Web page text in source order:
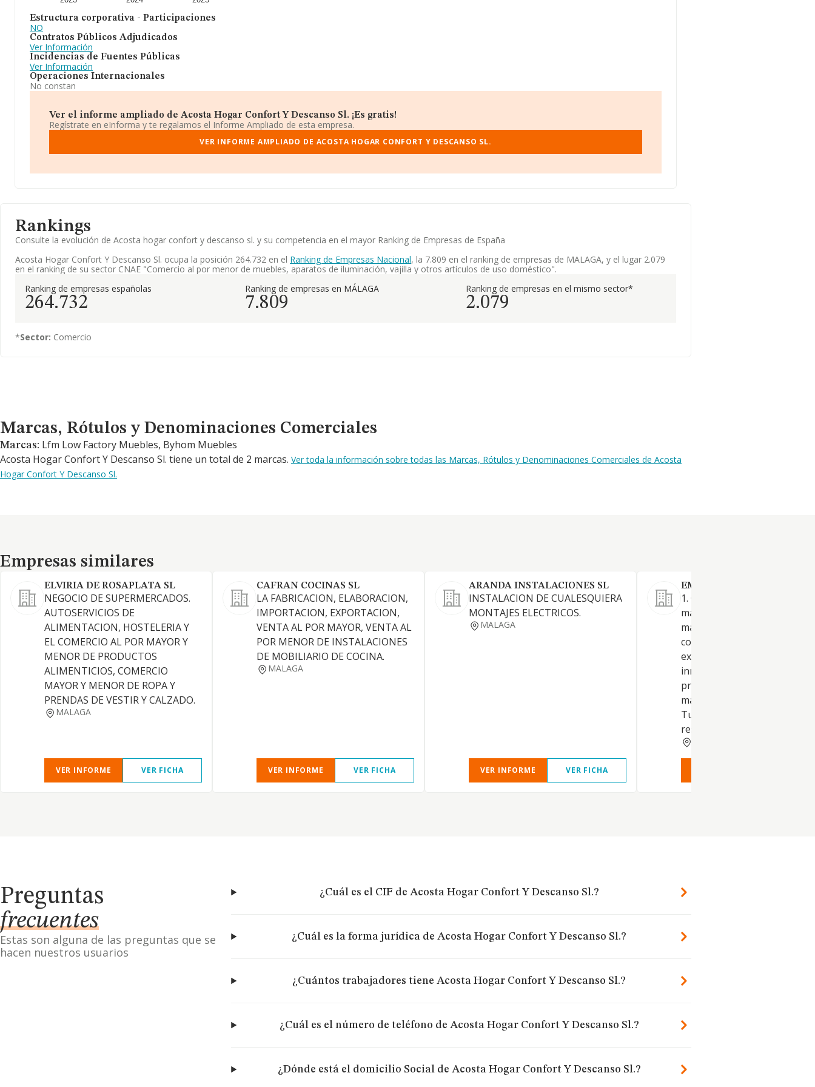
Estructura corporativa - Participaciones
NO
Contratos Públicos Adjudicados
Ver Información
Incidencias de Fuentes Públicas
Ver Información
Operaciones Internacionales
No constan
Ver el informe ampliado de Acosta Hogar Confort Y Descanso Sl. ¡Es gratis!
Regístrate en eInforma y te regalamos el Informe Ampliado de esta empresa.
VER INFORME AMPLIADO DE ACOSTA HOGAR CONFORT Y DESCANSO SL.
Rankings
Consulte la evolución de Acosta hogar confort y descanso sl. y su competencia en el mayor Ranking de Empresas de España
Acosta Hogar Confort Y Descanso Sl. ocupa la posición 264.732 en el Ranking de Empresas Nacional, la 7.809 en el ranking de empresas de MALAGA, y el lugar 2.079
en el ranking de su sector CNAE "Comercio al por menor de muebles, aparatos de iluminación, vajilla y otros artículos de uso doméstico".
Ranking de empresas españolas
264.732
Ranking de empresas en MÁLAGA
7.809
Ranking de empresas en el mismo sector*
2.079
*Sector: Comercio
Marcas, Rótulos y Denominaciones Comerciales
Marcas, Rótulos y Denominaciones Comerciales
Marcas: Lfm Low Factory Muebles, Byhom Muebles
Acosta Hogar Confort Y Descanso Sl. tiene un total de 2 marcas. Ver toda la información sobre todas las Marcas, Rótulos y Denominaciones Comerciales de Acosta
Hogar Confort Y Descanso Sl.
Empresas similares
Empresas similares
ELVIRIA DE ROSAPLATA SL
NEGOCIO DE SUPERMERCADOS.
AUTOSERVICIOS DE
ALIMENTACION, HOSTELERIA Y
EL COMERCIO AL POR MAYOR Y
MENOR DE PRODUCTOS
ALIMENTICIOS, COMERCIO
MAYOR Y MENOR DE ROPA Y
PRENDAS DE VESTIR Y CALZADO.
MALAGA
VER INFORME VER FICHA
CAFRAN COCINAS SL
LA FABRICACION, ELABORACION,
IMPORTACION, EXPORTACION,
VENTA AL POR MAYOR, VENTA AL
POR MENOR DE INSTALACIONES
DE MOBILIARIO DE COCINA.
MALAGA
VER INFORME VER FICHA
ARANDA INSTALACIONES SL
INSTALACION DE CUALESQUIERA
MONTAJES ELECTRICOS.
MALAGA
VER INFORME VER FICHA
EMPORIOM BEDS SL.
1. Construcción,
mantenimiento. 2. Comercio
mayor yal por menor.
comercial, importación y
exportación. 3. Actividades
inmobiliaria. 4. Actividades
profesionales. 5. Industrias
manufactureras y textiles. 6.
Turismo, hostelería y
restauración. 7. Prestación
Preguntas
frecuentes
Estas son alguna de las preguntas que se
hacen nuestros usuarios
¿Cuál es el CIF de Acosta Hogar Confort Y Descanso Sl.?
¿Cuál es la forma jurídica de Acosta Hogar Confort Y Descanso Sl.?
¿Cuántos trabajadores tiene Acosta Hogar Confort Y Descanso Sl.?
¿Cuál es el número de teléfono de Acosta Hogar Confort Y Descanso Sl.?
¿Dónde está el domicilio Social de Acosta Hogar Confort Y Descanso Sl.?